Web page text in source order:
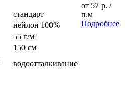
стандарт
нейлон 100%
55 г/м²
150 см
водоотталкивание
от 57 р. /
п.м
Подробнее